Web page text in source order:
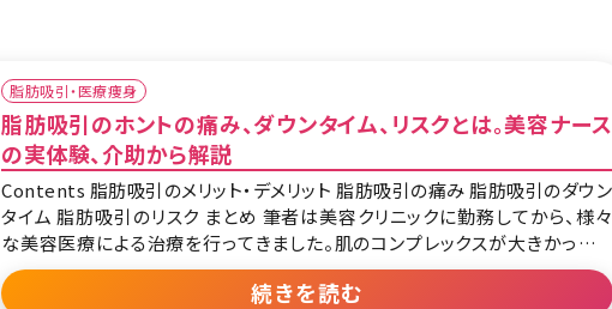
脂肪吸引・医療痩身
脂肪吸引のホントの痛み、ダウンタイム、リスクとは。美容ナース
の実体験、介助から解説
Contents 脂肪吸引のメリット・デメリット 脂肪吸引の痛み 脂肪吸引のダウン
タイム 脂肪吸引のリスク まとめ 筆者は美容クリニックに勤務してから、様々
な美容医療による治療を行ってきました。肌のコンプレックスが大きかったた
め、美容皮膚治療やスキンケアを主に行ってきたのですが、それだけではなく
美容外科の施術も行ったことがあります。 筆者は肌だ
続きを読む